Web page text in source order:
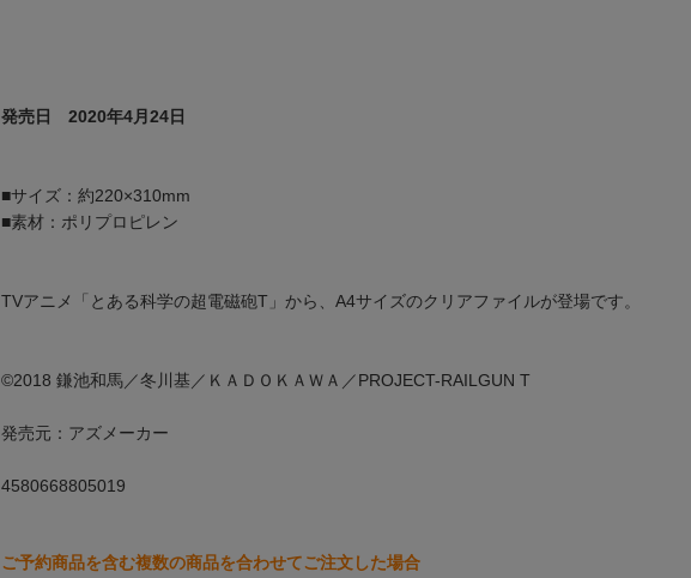
発売日 2020年4月24日
■サイズ：約220×310mm
■素材：ポリプロピレン
TVアニメ「とある科学の超電磁砲T」から、A4サイズのクリアファイルが登場です。
©2018 鎌池和馬／冬川基／ＫＡＤＯＫＡＷＡ／PROJECT-RAILGUN T
発売元：アズメーカー
4580668805019
ご予約商品を含む複数の商品を合わせてご注文した場合